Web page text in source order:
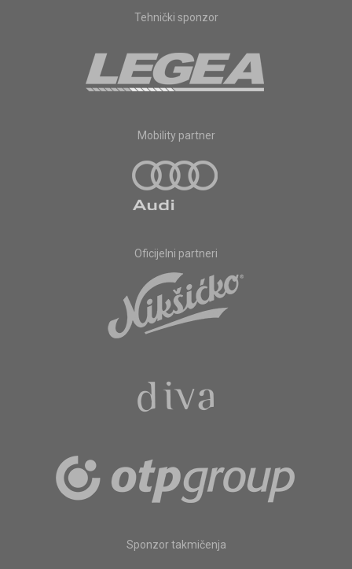
Tehnički sponzor
Mobility partner
Oficijelni partneri
Sponzor takmičenja